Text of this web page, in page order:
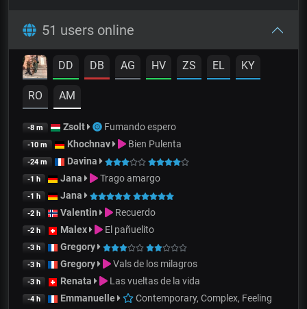
51 users online
DD DB AG HV ZS EL KY
RO AM
-8 m Zsolt Fumando espero
-10 m Khochnav Bien Pulenta
-24 m Davina
-1 h Jana Trago amargo
-1 h Jana
-2 h Valentin Recuerdo
-2 h Malex El pañuelito
-3 h Gregory
-3 h Gregory Vals de los milagros
-3 h Renata Las vueltas de la vida
-4 h Emmanuelle Contemporary, Complex, Feeling